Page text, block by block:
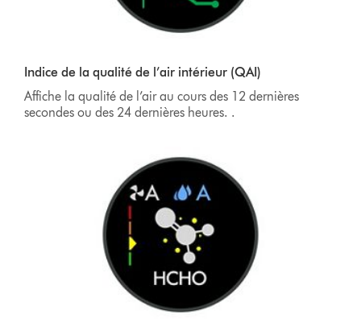
Indice de la qualité de l’air intérieur (QAI)
Affiche la qualité de l’air au cours des 12 dernières
secondes ou des 24 dernières heures. .